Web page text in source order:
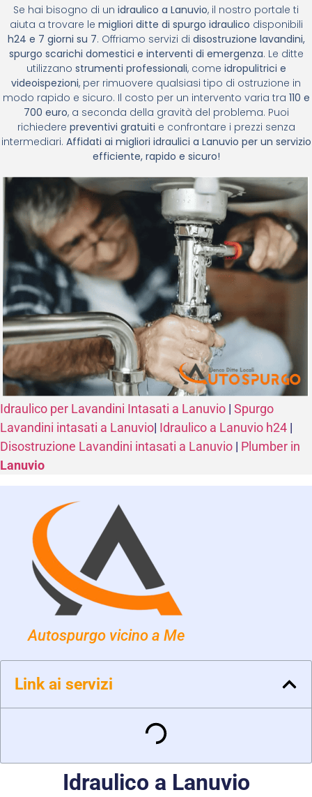
Se hai bisogno di un idraulico a Lanuvio, il nostro portale ti
aiuta a trovare le migliori ditte di spurgo idraulico disponibili
h24 e 7 giorni su 7. Offriamo servizi di disostruzione lavandini,
spurgo scarichi domestici e interventi di emergenza. Le ditte
utilizzano strumenti professionali, come idropulitrici e
videoispezioni, per rimuovere qualsiasi tipo di ostruzione in
modo rapido e sicuro. Il costo per un intervento varia tra 110 e
700 euro, a seconda della gravità del problema. Puoi
richiedere preventivi gratuiti e confrontare i prezzi senza
intermediari. Affidati ai migliori idraulici a Lanuvio per un servizio
efficiente, rapido e sicuro!
Idraulico per Lavandini Intasati a Lanuvio | Spurgo
Lavandini intasati a Lanuvio| Idraulico a Lanuvio h24 |
Disostruzione Lavandini intasati a Lanuvio | Plumber in
Lanuvio
Autospurgo vicino a Me
Link ai servizi
Idraulico a Lanuvio